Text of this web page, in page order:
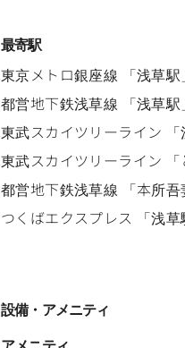
最寄駅
東京メトロ銀座線 「浅草駅
都営地下鉄浅草線 「浅草駅
東武スカイツリーライン 「
東武スカイツリーライン 「
都営地下鉄浅草線 「本所吾
つくばエクスプレス
「浅草
設備・アメニティ